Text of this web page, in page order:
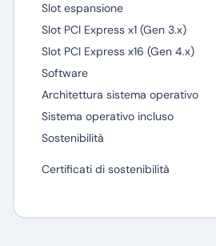
Slot espansione
Slot PCI Express x1 (Gen 3.x)
Slot PCI Express x16 (Gen 4.x)
Software
Architettura sistema operativo
Sistema operativo incluso
Sostenibilità
Certificati di sostenibilità